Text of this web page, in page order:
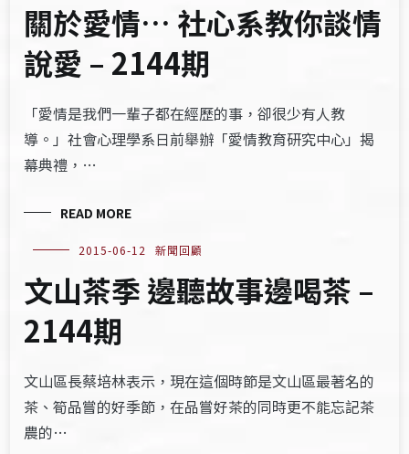
關於愛情… 社心系教你談情
說愛 – 2144期
「愛情是我們一輩子都在經歷的事，卻很少有人教
導。」社會心理學系日前舉辦「愛情教育研究中心」揭
幕典禮，…
READ MORE
2015-06-12 新聞回顧
文山茶季 邊聽故事邊喝茶 –
2144期
文山區長蔡培林表示，現在這個時節是文山區最著名的
茶、筍品嘗的好季節，在品嘗好茶的同時更不能忘記茶
農的…